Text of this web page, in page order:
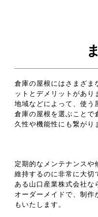
倉庫の屋根にはさまざま
ットとデメリットがあ
地域などによって、使う
倉庫の屋根を選ぶことで
久性や機能性にも繋がり
定期的なメンテナンスや
維持するのに非常に大切
ある山口産業株式会社な
オーダーメイドで、制作
もいたします。